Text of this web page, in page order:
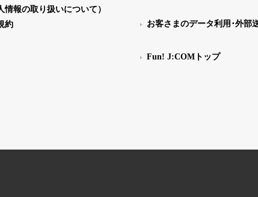
情報の取り扱いについて）
約
お客さまのデータ利用･外部
Fun! J:COMトップ